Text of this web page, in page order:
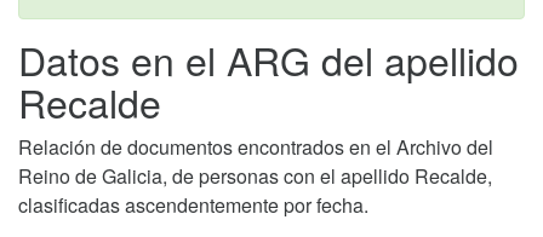
Datos en el ARG del apellido
Recalde
Relación de documentos encontrados en el Archivo del
Reino de Galicia, de personas con el apellido Recalde,
clasificadas ascendentemente por fecha.